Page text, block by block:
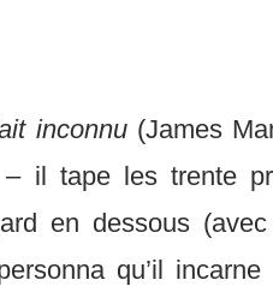
inconnu (James
– il tape les trente
en dessous
qu’il